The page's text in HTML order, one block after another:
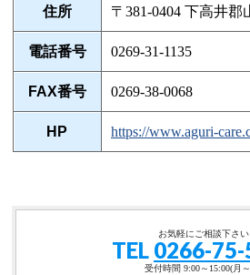
住所 〒381-0404 下高井郡
電話番号 0269-31-1135
FAX番号 0269-38-0068
HP https://www.aguri-
お気軽にご相談下さい
TEL 0266-
受付時間 9:00～15:00(月